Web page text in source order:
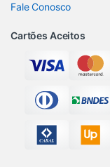
Fale Conosco
Cartões Aceitos